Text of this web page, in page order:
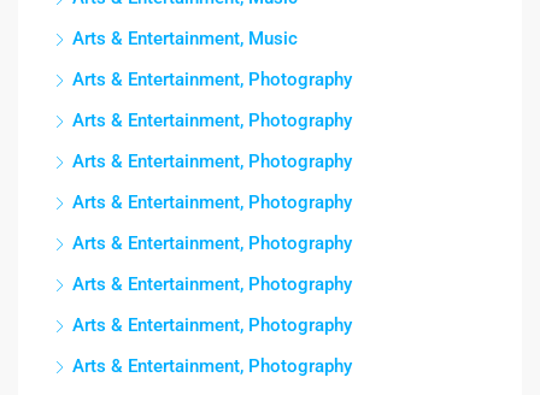
Arts & Entertainment, Music
Arts & Entertainment, Photography
Arts & Entertainment, Photography
Arts & Entertainment, Photography
Arts & Entertainment, Photography
Arts & Entertainment, Photography
Arts & Entertainment, Photography
Arts & Entertainment, Photography
Arts & Entertainment, Photography